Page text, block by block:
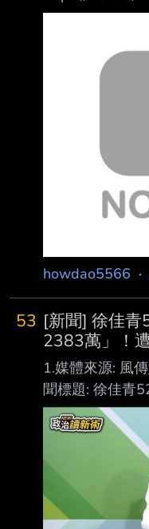
這邊來了 是不
howdao5566 ·
53 [新聞] 徐佳
2383萬」！
1.媒體來源: 風
聞標題: 徐佳青
萬」！遭爆「就
了 4.完整新聞
海外考察行程
法院黨團揭露
年至今，累積出
公款金額 達